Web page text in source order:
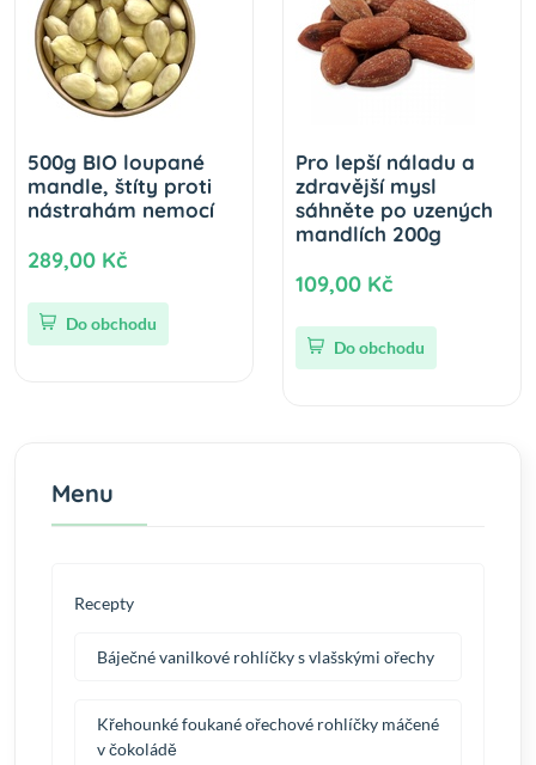
500g BIO loupané
mandle, štíty proti
nástrahám nemocí
289,00 Kč
Do obchodu
Pro lepší náladu a
zdravější mysl
sáhněte po uzených
mandlích 200g
109,00 Kč
Do obchodu
Menu
Recepty
Báječné vanilkové rohlíčky s vlašskými ořechy
Křehounké foukané ořechové rohlíčky máčené
v čokoládě